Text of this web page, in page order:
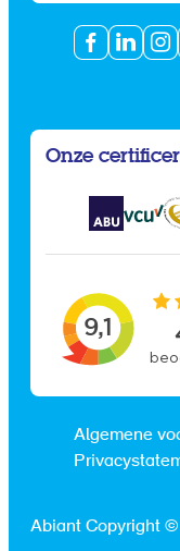
Onze
Algemene
Abiant Copyright